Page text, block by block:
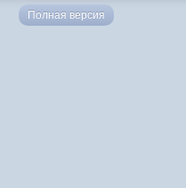
Полная версия